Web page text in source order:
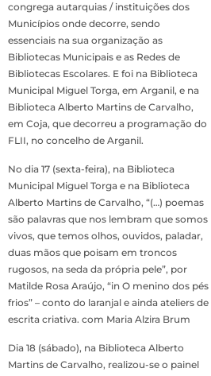
congrega autarquias / instituições dos
Municípios onde decorre, sendo
essenciais na sua organização as
Bibliotecas Municipais e as Redes de
Bibliotecas Escolares. E foi na Biblioteca
Municipal Miguel Torga, em Arganil, e na
Biblioteca Alberto Martins de Carvalho,
em Coja, que decorreu a programação do
FLII, no concelho de Arganil.
No dia 17 (sexta-feira), na Biblioteca
Municipal Miguel Torga e na Biblioteca
Alberto Martins de Carvalho, “(…) poemas
são palavras que nos lembram que somos
vivos, que temos olhos, ouvidos, paladar,
duas mãos que poisam em troncos
rugosos, na seda da própria pele”, por
Matilde Rosa Araújo, “in O menino dos pés
frios” – conto do laranjal e ainda ateliers de
escrita criativa. com Maria Alzira Brum
Dia 18 (sábado), na Biblioteca Alberto
Martins de Carvalho, realizou-se o painel